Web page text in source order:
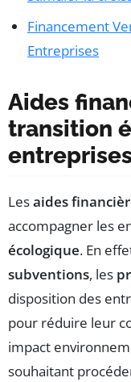
Financement
Entreprises
Aides
transition
Lesaides
accompagner les
écologique. En
subventions, les
disposition des
pour réduire leur
impact
souhaitant